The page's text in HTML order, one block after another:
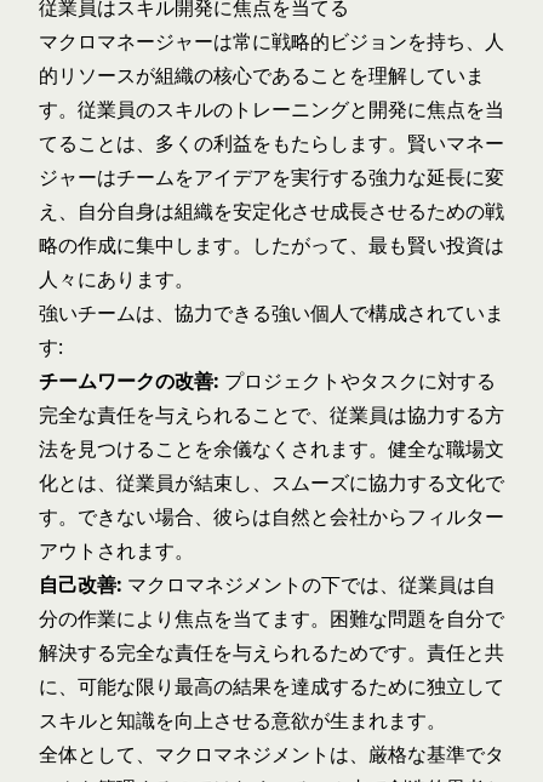
従業員はスキル開発に焦点を当てる
マクロマネージャーは常に戦略的ビジョンを持ち、人
的リソースが組織の核心であることを理解していま
す。従業員のスキルのトレーニングと開発に焦点を当
てることは、多くの利益をもたらします。賢いマネー
ジャーはチームをアイデアを実行する強力な延長に変
え、自分自身は組織を安定化させ成長させるための戦
略の作成に集中します。したがって、最も賢い投資は
人々にあります。
強いチームは、協力できる強い個人で構成されていま
す:
チームワークの改善: プロジェクトやタスクに対する
完全な責任を与えられることで、従業員は協力する方
法を見つけることを余儀なくされます。健全な職場文
化とは、従業員が結束し、スムーズに協力する文化で
す。できない場合、彼らは自然と会社からフィルター
アウトされます。
自己改善: マクロマネジメントの下では、従業員は自
分の作業により焦点を当てます。困難な問題を自分で
解決する完全な責任を与えられるためです。責任と共
に、可能な限り最高の結果を達成するために独立して
スキルと知識を向上させる意欲が生まれます。
全体として、マクロマネジメントは、厳格な基準でタ